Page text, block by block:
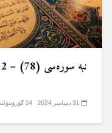
نبە سورەسی (78) – 2
31 دسامبر 2024 24 گؤرۆنتۆلنمە